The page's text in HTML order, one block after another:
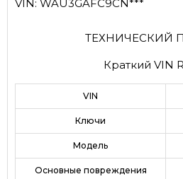
VIN: WAU3GAFC9CN***
ТЕХНИЧЕСКИЙ
Краткий VIN
VIN
Ключи
Модель
Основные повреждения